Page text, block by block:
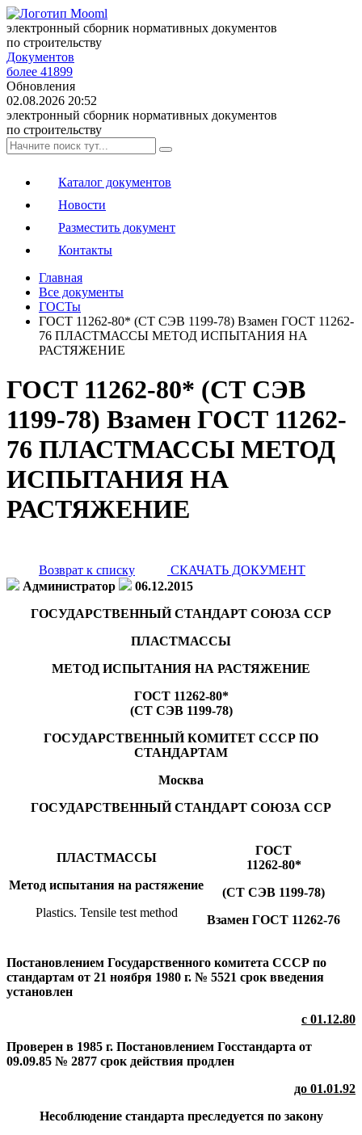
электронный сборник нормативных документов
по строительству
Документов
более 41899
Обновления
02.08.2026 20:52
электронный сборник нормативных документов
по строительству
Каталог документов
Новости
Разместить документ
Контакты
Главная
Все документы
ГОСТы
ГОСТ 11262-80* (СТ СЭВ 1199-78) Взамен ГОСТ 11262-
76 ПЛАСТМАССЫ МЕТОД ИСПЫТАНИЯ НА
РАСТЯЖЕНИЕ
ГОСТ 11262-80* (СТ СЭВ
1199-78) Взамен ГОСТ 11262-
76 ПЛАСТМАССЫ МЕТОД
ИСПЫТАНИЯ НА
РАСТЯЖЕНИЕ
Возврат к списку
СКАЧАТЬ ДОКУМЕНТ
Администратор
06.12.2015
ГОСУДАРСТВЕННЫЙ СТАНДАРТ СОЮЗА ССР
ПЛАСТМАССЫ
МЕТОД ИСПЫТАНИЯ НА РАСТЯЖЕНИЕ
ГОСТ 11262-80*
(СТ СЭВ 1199-78)
ГОСУДАРСТВЕННЫЙ КОМИТЕТ СССР ПО
СТАНДАРТАМ
Москва
ГОСУДАРСТВЕННЫЙ СТАНДАРТ СОЮЗА ССР
ПЛАСТМАССЫ
Метод испытания на растяжение
Plastics. Tensile test method
ГОСТ
11262-80*
(СТ СЭВ 1199-78)
Взамен ГОСТ 11262-76
Постановлением Государственного комитета СССР по
стандартам от 21 ноября 1980 г. № 5521 срок введения
установлен
с 01.12.80
Проверен в 1985 г. Постановлением Госстандарта от
09.09.85 № 2877 срок действия продлен
до 01.01.92
Несоблюдение стандарта преследуется по закону